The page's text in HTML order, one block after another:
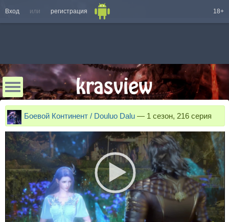
Вход или регистрация 18+
Боевой Континент / Douluo Dalu — 1 сезон, 216 серия